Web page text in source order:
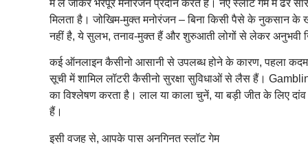
में ले जाकर भरपूर मनोरंजन प्रदान करते हैं। नए स्लॉट गेम में ढेर
मिलता है। जोखिम-मुक्त मनोरंजन – बिना किसी पैसे के नुकसान
नहीं है, ये सुलभ, तनाव-मुक्त हैं और शुरुआती लोगों से लेकर अनुभवी
कई ऑनलाइन कैसीनो आसानी से उपलब्ध होने के कारण, पहला कदम
सूची में शामिल लॉटरी कैसीनो सुरक्षा सुविधाओं से लैस हैं।
का विश्लेषण करता है। लाल या काला चुनें, या बड़ी जीत के लिए
हैं।
इसी वजह से, आपके पास अनगिनत स्लॉट गेम